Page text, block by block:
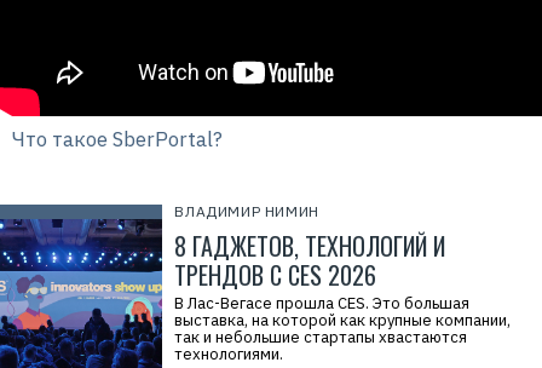
ВЛАДИМИР НИМИН
8 ГАДЖЕТОВ, ТЕХНОЛОГИЙ И
ТРЕНДОВ С CES 2026
В Лас-Вегасе прошла CES. Это большая
выставка, на которой как крупные компании,
так и небольшие стартапы хвастаются
технологиями.
Что такое SberPortal?